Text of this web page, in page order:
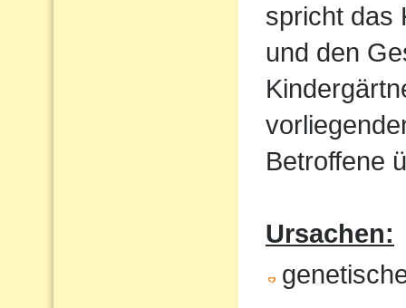
spricht das
und den
Betroffene
Ursachen: